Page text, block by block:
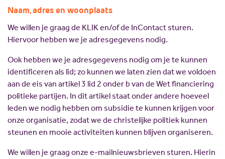
Naam, adres en woonplaats
We willen je graag de KLIK en/of de InContact sturen.
Hiervoor hebben we je adresgegevens nodig.
Ook hebben we je adresgegevens nodig om je te kunnen
identificeren als lid; zo kunnen we laten zien dat we voldoen
aan de eis van artikel 3 lid 2 onder b van de Wet financiering
politieke partijen. In dit artikel staat onder andere hoeveel
leden we nodig hebben om subsidie te kunnen krijgen voor
onze organisatie, zodat we de christelijke politiek kunnen
steunen en mooie activiteiten kunnen blijven organiseren.
We willen je graag onze e-mailnieuwsbrieven sturen. Hierin